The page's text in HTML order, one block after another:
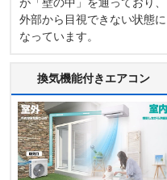
が「壁の中」を通っており、
外部から目視できない状態に
なっています。
換気機能付きエアコン